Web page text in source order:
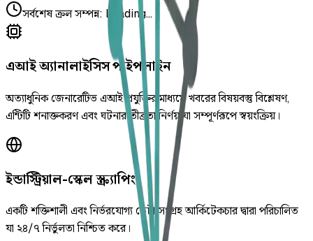
সর্বশেষ ক্রল সম্পন্ন: Loading...
এআই অ্যানালাইসিস পাইপলাইন
অত্যাধুনিক জেনারেটিভ এআই প্রযুক্তির মাধ্যমে খবরের বিষয়বস্তু বিশ্লেষণ,
এন্টিটি শনাক্তকরণ এবং ঘটনার তীব্রতা নির্ণয় যা সম্পূর্ণরূপে স্বয়ংক্রিয়।
ইন্ডাস্ট্রিয়াল-স্কেল স্ক্র্যাপিং
একটি শক্তিশালী এবং নির্ভরযোগ্য ডেটা সংগ্রহ আর্কিটেকচার দ্বারা পরিচালিত
যা ২৪/৭ নির্ভুলতা নিশ্চিত করে।